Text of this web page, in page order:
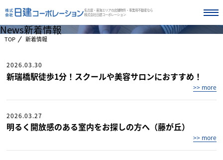
名古屋・東海エリアの店舗物件・事業用不動産なら
株式会社日建コーポレーション
News新着情報
TOP 新着情報
2026.03.30
新瑞橋駅徒歩1分！スクールや美容サロンにおすすめ！
>> more
2026.03.27
明るく開放感のある室内をお探しの方へ（藤が丘）
>> more